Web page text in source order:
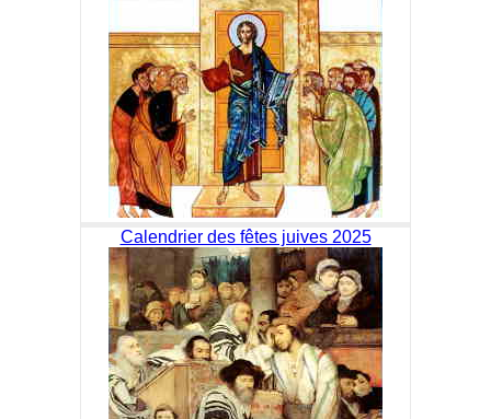
Calendrier des fêtes juives 2025